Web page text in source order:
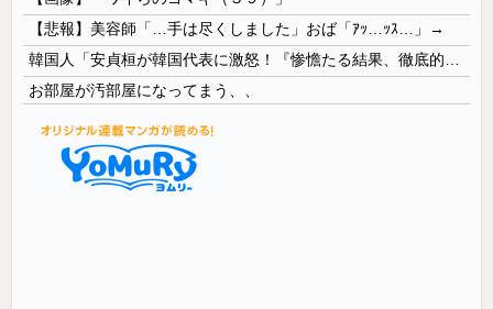
【悲報】美容師「…手は尽くしました」おば「ｱｯ…ｯｽ…」→
お部屋が汚部屋になってまう、、